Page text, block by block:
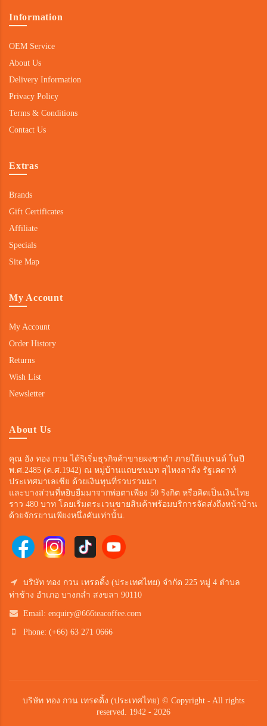
Information
OEM Service
About Us
Delivery Information
Privacy Policy
Terms & Conditions
Contact Us
Extras
Brands
Gift Certificates
Affiliate
Specials
Site Map
My Account
My Account
Order History
Returns
Wish List
Newsletter
About Us
คุณ อัง ทอง กวน ได้ริเริ่มธุรกิจค้าขายผงชาดำ ภายใต้แบรนด์ ในปี
พ.ศ.2485 (ค.ศ.1942) ณ หมู่บ้านแถบชนบท สุไหงลาลัง รัฐเคดาห์
ประเทศมาเลเซีย ด้วยเงินทุนที่รวบรวมมา
และบางส่วนที่หยิบยืมมาจากพ่อตาเพียง 50 ริงกิต หรือคิดเป็นเงินไทย
ราว 480 บาท โดยเริ่มตระเวนขายสินค้าพร้อมบริการจัดส่งถึงหน้าบ้าน
ด้วยจักรยานเพียงหนึ่งคันเท่านั้น.
บริษัท ทอง กวน เทรดดิ้ง (ประเทศไทย) จำกัด 225 หมู่ 4 ตำบล
ท่าช้าง อำเภอ บางกล่ำ สงขลา 90110
Email: enquiry@666teacoffee.com
Phone: (+66) 63 271 0666
บริษัท ทอง กวน เทรดดิ้ง (ประเทศไทย) © Copyright - All rights
reserved. 1942 - 2026